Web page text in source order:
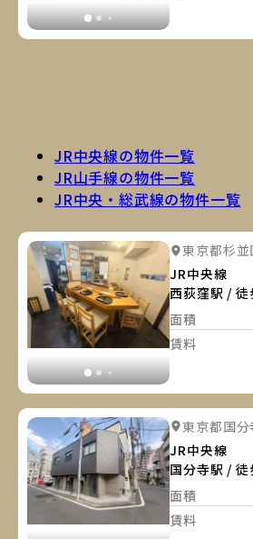
JR中央線の物件一覧
JR山手線の物件一覧
JR中央・総武線の物件一覧
詳細を見る
東京都杉並
JR中央線
西荻窪駅 / 徒
面積
賃料
詳細を見る
東京都国分
JR中央線
国分寺駅 / 徒
面積
賃料